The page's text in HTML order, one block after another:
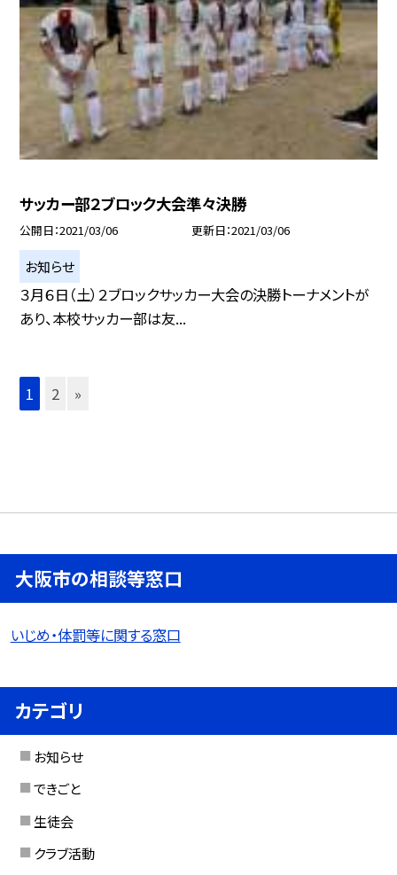
サッカー部２ブロック大会準々決勝
公開日 2021/03/06 更新日 2021/03/06
お知らせ
３月６日（土）２ブロックサッカー大会の決勝トーナメントが
あり、本校サッカー部は友...
1 2 »
大阪市の相談等窓口
いじめ・体罰等に関する窓口
カテゴリ
お知らせ
できごと
生徒会
クラブ活動